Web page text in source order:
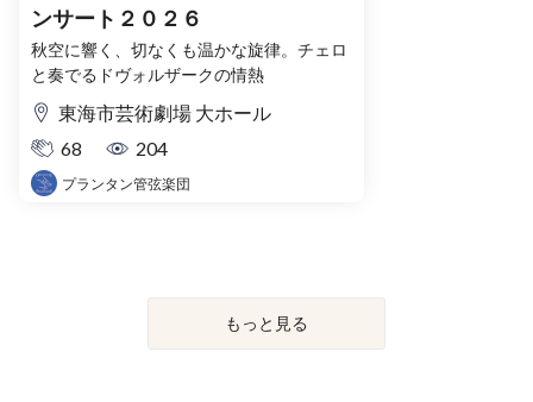
ンサート２０２６
秋空に響く、切なくも温かな旋律。チェロ
と奏でるドヴォルザークの情熱
東海市芸術劇場 大ホール
68
204
プランタン管弦楽団
もっと見る